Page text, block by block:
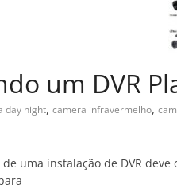
um DVR
day night, camera infravermelho,
uma instalação de DVR